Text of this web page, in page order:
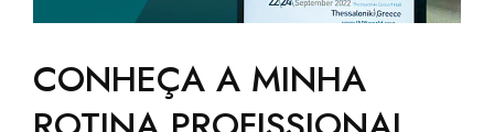
CONHEÇA A MINHA